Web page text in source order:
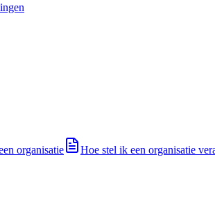
organisatie
Hoe stel ik een organisatie